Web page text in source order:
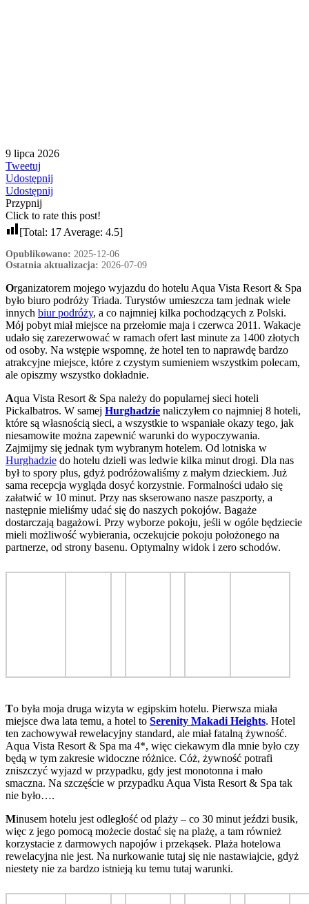
9 lipca 2026
Tweetuj
Udostępnij
Udostępnij
Przypnij
Click to rate this post!
[Total: 17Average: 4.5]
Opublikowano: 2025-12-06
Ostatnia aktualizacja: 2026-07-09
Organizatorem mojego wyjazdu do hotelu Aqua Vista Resort & Spa
było biuro podróży Triada. Turystów umieszcza tam jednak wiele
innych biur podróży, a co najmniej kilka pochodzących z Polski.
Mój pobyt miał miejsce na przełomie maja i czerwca 2011. Wakacje
udało się zarezerwować w ramach ofert last minute za 1400 złotych
od osoby. Na wstępie wspomnę, że hotel ten to naprawdę bardzo
atrakcyjne miejsce, które z czystym sumieniem wszystkim polecam,
ale opiszmy wszystko dokładnie.
Aqua Vista Resort & Spa należy do popularnej sieci hoteli
Pickalbatros. W samej Hurghadzie naliczyłem co najmniej 8 hoteli,
które są własnością sieci, a wszystkie to wspaniałe okazy tego, jak
niesamowite można zapewnić warunki do wypoczywania.
Zajmijmy się jednak tym wybranym hotelem. Od lotniska w
Hurghadzie do hotelu dzieli was ledwie kilka minut drogi. Dla nas
był to spory plus, gdyż podróżowaliśmy z małym dzieckiem. Już
sama recepcja wygląda dosyć korzystnie. Formalności udało się
załatwić w 10 minut. Przy nas skserowano nasze paszporty, a
następnie mieliśmy udać się do naszych pokojów. Bagaże
dostarczają bagażowi. Przy wyborze pokoju, jeśli w ogóle będziecie
mieli możliwość wybierania, oczekujcie pokoju położonego na
partnerze, od strony basenu. Optymalny widok i zero schodów.
To była moja druga wizyta w egipskim hotelu. Pierwsza miała
miejsce dwa lata temu, a hotel to Serenity Makadi Heights. Hotel
ten zachowywał rewelacyjny standard, ale miał fatalną żywność.
Aqua Vista Resort & Spa ma 4*, więc ciekawym dla mnie było czy
będą w tym zakresie widoczne różnice. Cóż, żywność potrafi
zniszczyć wyjazd w przypadku, gdy jest monotonna i mało
smaczna. Na szczęście w przypadku Aqua Vista Resort & Spa tak
nie było….
Minusem hotelu jest odległość od plaży – co 30 minut jeździ busik,
więc z jego pomocą możecie dostać się na plażę, a tam również
korzystacie z darmowych napojów i przekąsek. Plaża hotelowa
rewelacyjna nie jest. Na nurkowanie tutaj się nie nastawiajcie, gdyż
niestety nie za bardzo istnieją ku temu tutaj warunki.